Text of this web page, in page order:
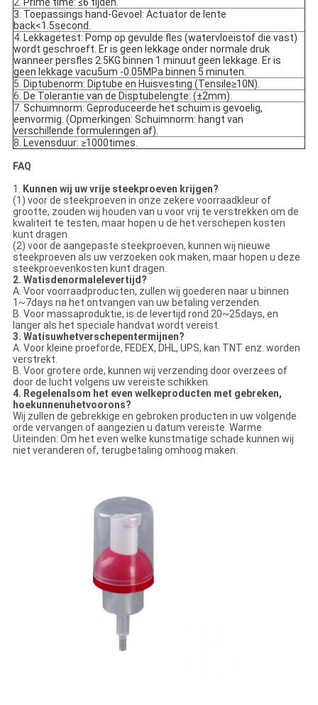
2. Prime time: ≤6 tijden.
3. Toepassings hand-Gevoel: Actuator de lente
back<1.5second.
4. Lekkagetest: Pomp op gevulde fles (watervloeistof die vast)
wordt geschroeft. Er is geen lekkage onder normale druk
wanneer persfles 2.5KG binnen 1 minuut geen lekkage. Er is
geen lekkage vacu5um -0.05MPa binnen 5 minuten.
5. Diptubenorm: Diptube en Huisvesting (Tensile≥10N).
6. De Tolerantie van de Disptubelengte: (±2mm).
7. Schuimnorm: Geproduceerde het schuim is gevoelig,
eenvormig. (Opmerkingen: Schuimnorm: hangt van
verschillende formuleringen af).
8. Levensduur: ≥1000times.
FAQ
1. Kunnen wij uw vrije steekproeven krijgen?
(1) voor de steekproeven in onze zekere voorraadkleur of
grootte, zouden wij houden van u voor vrij te verstrekken om de
kwaliteit te testen, maar hopen u de het verschepen kosten
kunt dragen.
(2) voor de aangepaste steekproeven, kunnen wij nieuwe
steekproeven als uw verzoeken ook maken, maar hopen u deze
steekproevenkosten kunt dragen.
2. Watisdenormalelevertijd?
A. Voor voorraadproducten, zullen wij goederen naar u binnen
1~7days na het ontvangen van uw betaling verzenden.
B. Voor massaproduktie, is de levertijd rond 20~25days, en
langer als het speciale handvat wordt vereist.
3. Watisuwhetverschepentermijnen?
A. Voor kleine proeforde, FEDEX, DHL, UPS, kan TNT enz. worden
verstrekt.
B. Voor grotere orde, kunnen wij verzending door overzees of
door de lucht volgens uw vereiste schikken.
4. Regelenalsom het even welkeproducten met gebreken,
hoekunnenuhetvoorons?
Wij zullen de gebrekkige en gebroken producten in uw volgende
orde vervangen of aangezien u datum vereiste. Warme
Uiteinden: Om het even welke kunstmatige schade kunnen wij
niet veranderen of, terugbetaling omhoog maken.